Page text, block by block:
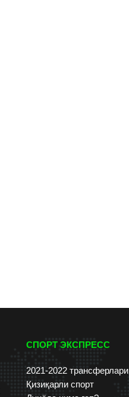
СПОРТ ЭКСПРЕСС
2021-2022 трансферлари
Қизиқарли спорт